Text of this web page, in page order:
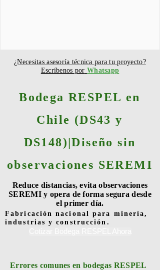
¿Necesitas asesoría técnica para tu proyecto?
Escríbenos por Whatsapp
Bodega RESPEL en
Chile (DS43 y
DS148)|Diseño sin
observaciones SEREMI
Reduce distancias, evita observaciones
SEREMI y opera de forma segura desde
el primer día.
Fabricación nacional para minería,
industrias y construcción.
Errores comunes en bodegas RESPEL